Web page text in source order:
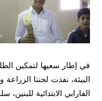
في إطار سعيها لتمكين
البيئة، نفذت لجنتا
الفارابي الابتدائية